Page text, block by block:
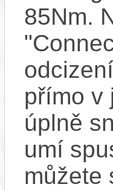
85Nm.
přímo v
úplně
umí
můžete